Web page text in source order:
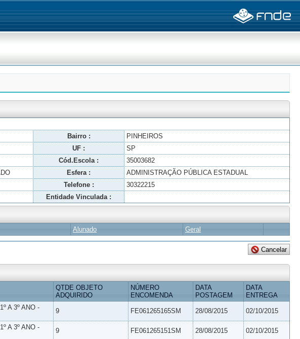
Bairro :
PINHEIROS
UF :
SP
Cód.Escola :
35003682
Esfera :
ADMINISTRAÇÃO PÚBLICA ESTADUAL
Telefone :
30322215
Entidade Vinculada :
Alunado Geral
QTDE OBJETO
ADQUIRIDO
NÚMERO
ENCOMENDA
DATA
POSTAGEM
DATA
ENTREGA
A 3º ANO -
9 FE061265165SM 28/08/2015 02/10/2015
A 3º ANO -
9 FE061265151SM 28/08/2015 02/10/2015